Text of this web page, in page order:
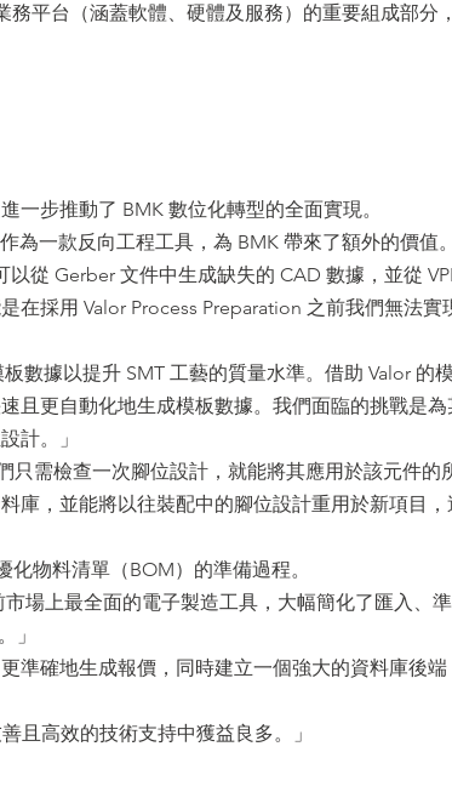
平台（涵蓋軟體、硬體及服務）的重要組成部分，
一步推動了 BMK 數位化轉型的全面實現。
為一款反向工程工具，為 BMK 帶來了額外的價值。
從 Gerber 文件中生成缺失的 CAD 數據，並從
在採用 Valor Process Preparation 之前我們無法實
數據以提升 SMT 工藝的質量水準。借助 Valor 的模
且更自動化地生成模板數據。我們面臨的挑戰是為
計。」
只需檢查一次腳位設計，就能將其應用於該元件的
庫，並能將以往裝配中的腳位設計重用於新項目，
物料清單（BOM）的準備過程。
場上最全面的電子製造工具，大幅簡化了匯入、準
」
準確地生成報價，同時建立一個強大的資料庫後端
且高效的技術支持中獲益良多。」